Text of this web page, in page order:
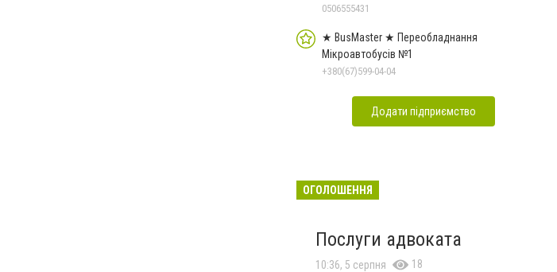
Дон.обл.
0506555431
★ BusMaster ★ Переобладнання
Мікроавтобусів №1
+380(67)599-04-04
Додати підприємство
ОГОЛОШЕННЯ
Послуги адвоката
10:36, 5 серпня 18